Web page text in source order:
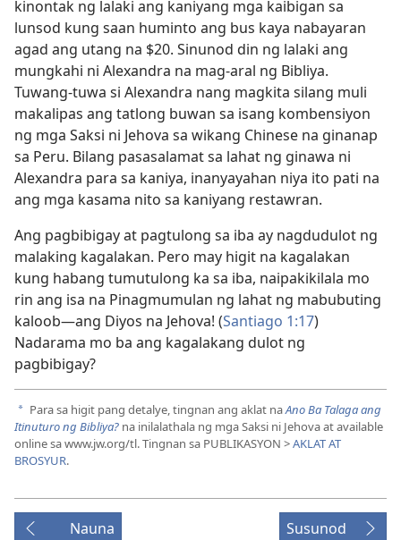
kinontak ng lalaki ang kaniyang mga kaibigan sa
lunsod kung saan huminto ang bus kaya nabayaran
agad ang utang na $20. Sinunod din ng lalaki ang
mungkahi ni Alexandra na mag-aral ng Bibliya.
Tuwang-tuwa si Alexandra nang magkita silang muli
makalipas ang tatlong buwan sa isang kombensiyon
ng mga Saksi ni Jehova sa wikang Chinese na ginanap
sa Peru. Bilang pasasalamat sa lahat ng ginawa ni
Alexandra para sa kaniya, inanyayahan niya ito pati na
ang mga kasama nito sa kaniyang restawran.
Ang pagbibigay at pagtulong sa iba ay nagdudulot ng
malaking kagalakan. Pero may higit na kagalakan
kung habang tumutulong ka sa iba, naipakikilala mo
rin ang isa na Pinagmumulan ng lahat ng mabubuting
kaloob—ang Diyos na Jehova! (Santiago 1:17)
Nadarama mo ba ang kagalakang dulot ng
pagbibigay?
a Para sa higit pang detalye, tingnan ang aklat naAno Ba Talaga ang
Itinuturo ng Bibliya? na inilalathala ng mga Saksi ni Jehova at available
online sa www.jw.org/tl. Tingnan sa PUBLIKASYON >AKLAT AT
BROSYUR.
Nauna Susunod